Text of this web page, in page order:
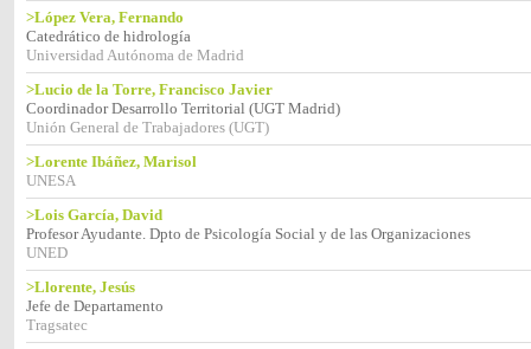
>López Vera, Fernando
Catedrático de hidrología
Universidad Autónoma de Madrid
>Lucio de la Torre, Francisco Javier
Coordinador Desarrollo Territorial (UGT Madrid)
Unión General de Trabajadores (UGT)
>Lorente Ibáñez, Marisol
UNESA
>Lois García, David
Profesor Ayudante. Dpto de Psicología Social y de las Organizaciones
UNED
>Llorente, Jesús
Jefe de Departamento
Tragsatec